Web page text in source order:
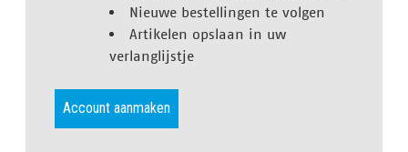
Nieuwe bestellingen te volgen
Artikelen opslaan in uw
verlanglijstje
Account aanmaken